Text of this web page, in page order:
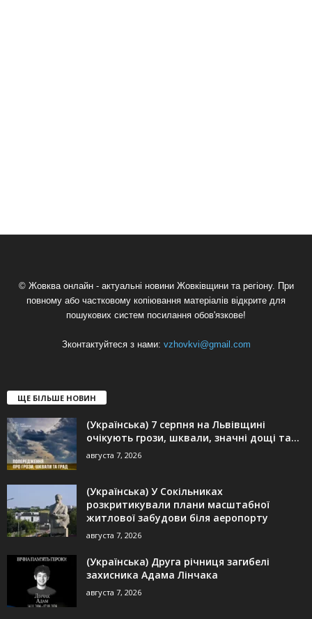
© Жовква онлайн - актуальні новини Жовківщини та регіону. При
повному або частковому копіювання матеріалів відкрите для
пошукових систем посилання обов'язкове!
Зконтактуйтеся з нами: vzhovkvi@gmail.com
ЩЕ БІЛЬШЕ НОВИН
(Українська) 7 серпня на Львівщині
очікують грози, шквали, значні дощі та...
августа 7, 2026
(Українська) У Сокільниках
розкритикували плани масштабної
житлової забудови біля аеропорту
августа 7, 2026
(Українська) Друга річниця загибелі
захисника Адама Лінчака
августа 7, 2026